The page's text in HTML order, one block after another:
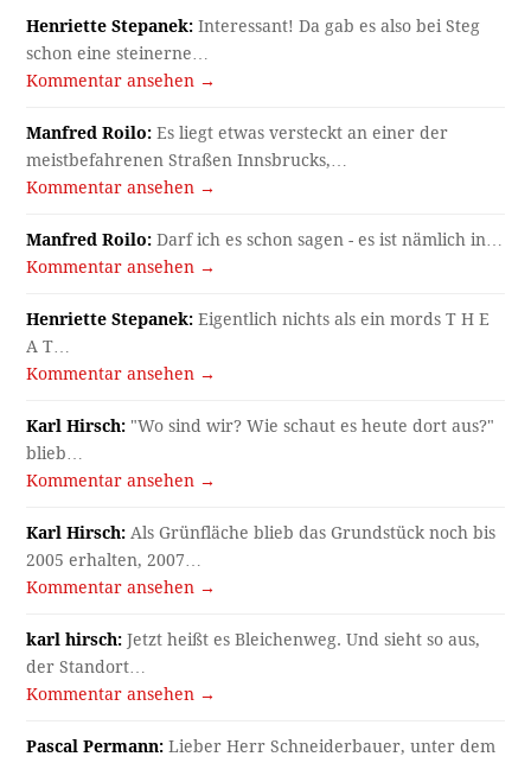
Henriette Stepanek: Interessant! Da gab es also bei Steg
schon eine steinerne…
Kommentar ansehen →
Manfred Roilo: Es liegt etwas versteckt an einer der
meistbefahrenen Straßen Innsbrucks,…
Kommentar ansehen →
Manfred Roilo: Darf ich es schon sagen - es ist nämlich in…
Kommentar ansehen →
Henriette Stepanek: Eigentlich nichts als ein mords T H E
A T…
Kommentar ansehen →
Karl Hirsch: "Wo sind wir? Wie schaut es heute dort aus?"
blieb…
Kommentar ansehen →
Karl Hirsch: Als Grünfläche blieb das Grundstück noch bis
2005 erhalten, 2007…
Kommentar ansehen →
karl hirsch: Jetzt heißt es Bleichenweg. Und sieht so aus,
der Standort…
Kommentar ansehen →
Pascal Permann: Lieber Herr Schneiderbauer, unter dem